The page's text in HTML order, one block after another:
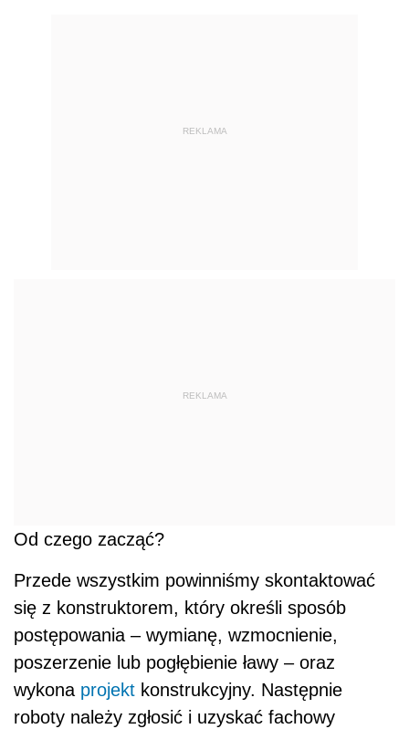
REKLAMA
REKLAMA
Od czego zacząć?
Przede wszystkim powinniśmy skontaktować
się z konstruktorem, który określi sposób
postępowania – wymianę, wzmocnienie,
poszerzenie lub pogłębienie ławy – oraz
wykona projekt konstrukcyjny. Następnie
roboty należy zgłosić i uzyskać fachowy